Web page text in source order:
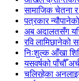
सामाजिक चेतना
पत्रकार
अब अदालतसँग
रवि लामिछानेको
निःशुल्क आँखा
यसवर्षको पाँचौँ
चलिरहेका